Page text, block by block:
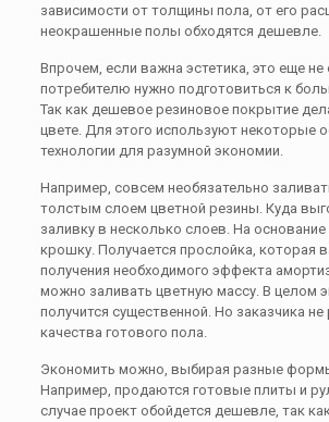
зависимости от толщины пола, от его
неокрашенные полы обходятся дешевле.
Впрочем, если важна эстетика, это еще не
потребителю нужно подготовиться к
Так как дешевое резиновое покрытие
цвете. Для этого используют некоторые
технологии для разумной экономии.
Например, совсем необязательно
толстым слоем цветной резины. Куда
заливку в несколько слоев. На
крошку. Получается прослойка, которая
получения необходимого эффекта
можно заливать цветную массу. В целом
получится существенной. Но заказчика
качества готового пола.
Экономить можно, выбирая разные
Например, продаются готовые плиты и
случае проект обойдется дешевле, так